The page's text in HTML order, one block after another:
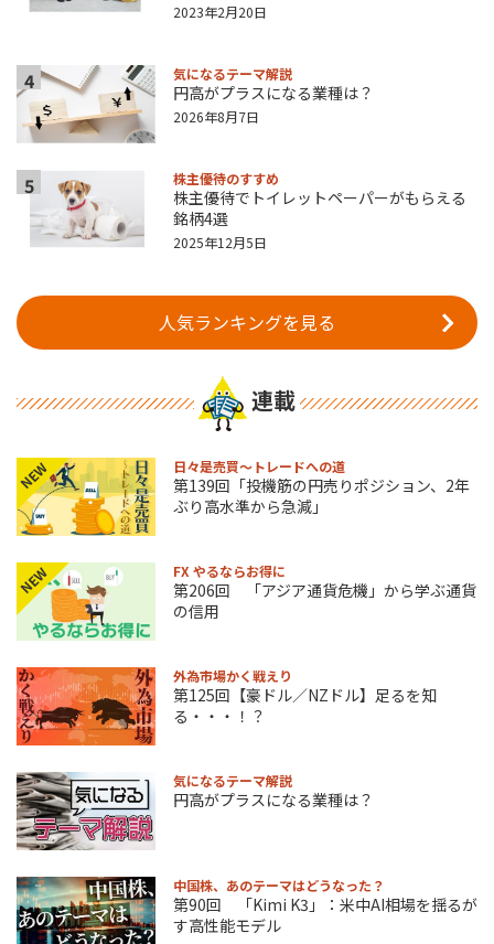
2023年2月20日
4 気になるテーマ解説
円高がプラスになる業種は？
2026年8月7日
5 株主優待のすすめ
株主優待でトイレットペーパーがもらえる
銘柄4選
2025年12月5日
人気ランキングを見る
連載
NEW 日々是売買～トレードへの道
第139回「投機筋の円売りポジション、2年
ぶり高水準から急減」
NEW FX やるならお得に
第206回 「アジア通貨危機」から学ぶ通貨
の信用
外為市場かく戦えり
第125回【豪ドル／NZドル】足るを知
る・・・！？
気になるテーマ解説
円高がプラスになる業種は？
中国株、あのテーマはどうなった？
第90回 「Kimi K3」：米中AI相場を揺るが
す高性能モデル